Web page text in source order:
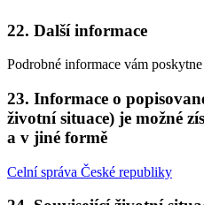
22. Další informace
Podrobné informace vám poskytne
23. Informace o
životní situace) je možné
a v jiné formě
Celní správa České republiky